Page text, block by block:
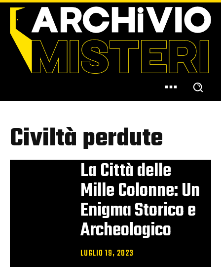
Civiltà perdute
La Città delle
Mille Colonne: Un
Enigma Storico e
Archeologico
LUGLIO 19, 2023